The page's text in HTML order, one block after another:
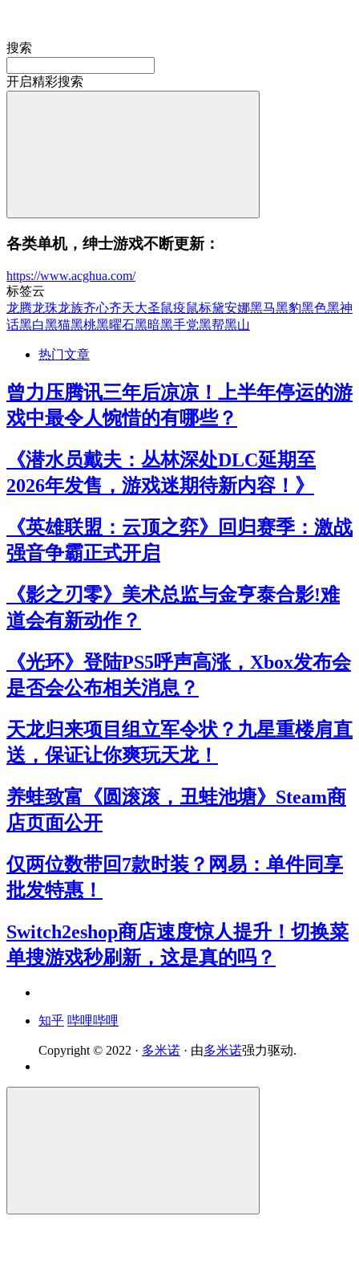
搜索
开启精彩搜索
各类单机，绅士游戏不断更新：
https://www.acghua.com/
标签云
龙腾龙珠龙族齐心齐天大圣鼠疫鼠标黛安娜黑马黑豹黑色黑神
话黑白黑猫黑桃黑曜石黑暗黑手党黑帮黑山
热门文章
曾力压腾讯三年后凉凉！上半年停运的游
戏中最令人惋惜的有哪些？
《潜水员戴夫：丛林深处DLC延期至
2026年发售，游戏迷期待新内容！》
《英雄联盟：云顶之弈》回归赛季：激战
强音争霸正式开启
《影之刃零》美术总监与金亨泰合影!难
道会有新动作？
《光环》登陆PS5呼声高涨，Xbox发布会
是否会公布相关消息？
天龙归来项目组立军令状？九星重楼肩直
送，保证让你爽玩天龙！
养蛙致富《圆滚滚，丑蛙池塘》Steam商
店页面公开
仅两位数带回7款时装？网易：单件同享
批发特惠！
Switch2eshop商店速度惊人提升！切换菜
单搜游戏秒刷新，这是真的吗？
知乎 哔哩哔哩
Copyright © 2022 · 多米诺 · 由多米诺强力驱动.